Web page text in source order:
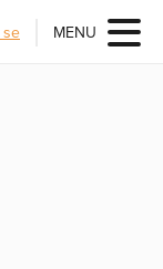
se MENU